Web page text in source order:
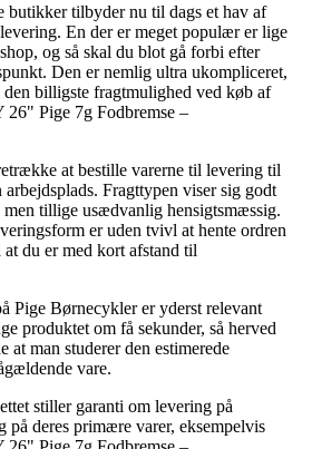
butikker tilbyder nu til dags et hav af
En der er meget populær er lige
og så skal du blot gå forbi efter
Den er nemlig ultra ukompliceret,
den billigste fragtmulighed ved køb af
Pige 7g Fodbremse –
at bestille varerne til levering til
Fragttypen viser sig godt
men tillige usædvanlig hensigtsmæssig.
er uden tvivl at hente ordren
du er med kort afstand til
Pige Børnecykler er yderst relevant
produktet om få sekunder, så herved
at man studerer den estimerede
vare.
stiller garanti om levering på
på deres primære varer, eksempelvis